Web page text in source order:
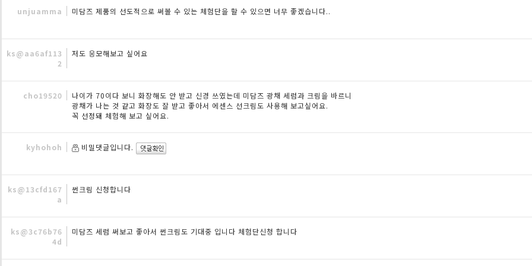
unjuamma 미담즈 제품의 선도적으로 써볼 수 있는 체험단을 할 수 있으면 너무 좋겠습니다..
ks@aa6af113
2
저도 응모해보고 싶어요
cho19520
나이가 70이다 보니 화장해도 안 받고 신경 쓰였는데 미담즈 광채 세럼과 크림을 바르니
광채가 나는 것 같고 화장도 잘 받고 좋아서 에센스 선크림도 사용해 보고싶어요.
꼭 선정돼 체험해 보고 싶어요.
kyhohoh 비밀댓글입니다.
ks@13cfd167
a
썬크림 신청합니다
ks@3c76b76
4d
미담즈 세럼 써보고 좋아서 썬크림도 기대중 입니다 체험단신청 합니다